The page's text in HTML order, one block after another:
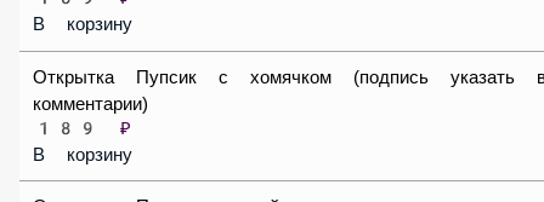
189 ₽
В корзину
Открытка Пупсик с хомячком (подпись указать в
комментарии)
189 ₽
В корзину